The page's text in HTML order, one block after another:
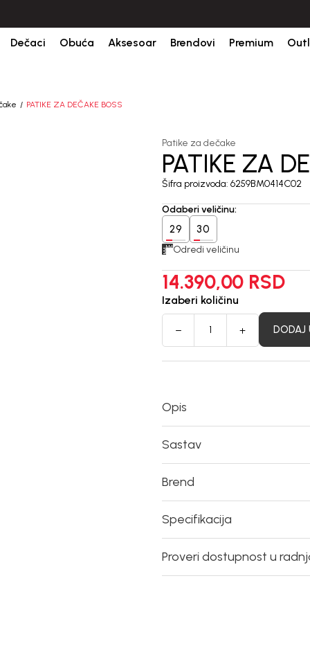
Dečaci Obuća Aksesoar Brendovi Premium
PATIKE ZA DEČAKE BOSS
Patike za dečake
PATIKE ZA
Šifra proizvoda: 6259BM0414C02
Odaberi veličinu:
29 30
Odredi veličinu
14.390,00 RSD
Izaberi količinu
DODAJ
Opis
Sastav
Brend
Specifikacija
Proveri dostupnost u